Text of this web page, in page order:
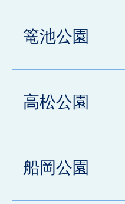
篭池公園
高松公園
船岡公園